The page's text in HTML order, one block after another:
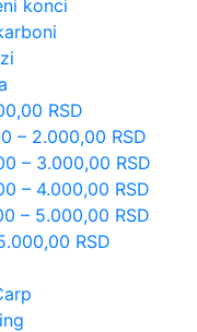
konci
RSD
– 2.000,00 RSD
– 3.000,00 RSD
– 4.000,00 RSD
– 5.000,00 RSD
RSD